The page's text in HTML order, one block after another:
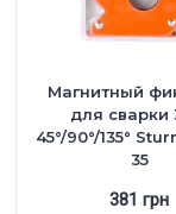
Магнитный
для сварки
45°/90°/135°
35
381грн